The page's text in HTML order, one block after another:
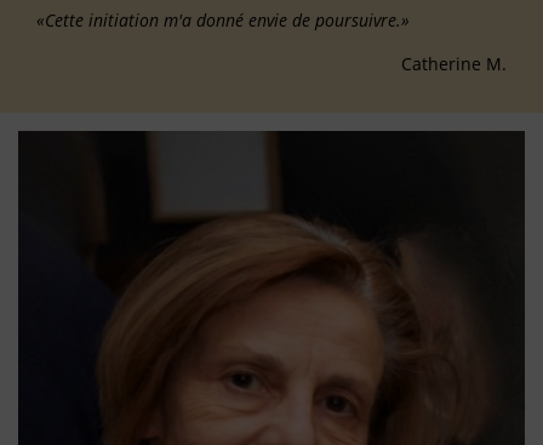
«Cette initiation m'a donné envie de poursuivre.»
Catherine M.